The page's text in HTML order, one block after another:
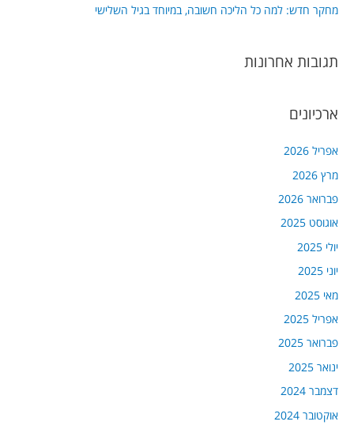
:מחקר חדש: למה כל הליכה חשובה, במיוחד בגיל השלישי
תגובות אחרונות
ארכיונים
אפריל 2026
מרץ 2026
פברואר 2026
אוגוסט 2025
יולי 2025
יוני 2025
מאי 2025
אפריל 2025
פברואר 2025
ינואר 2025
דצמבר 2024
אוקטובר 2024